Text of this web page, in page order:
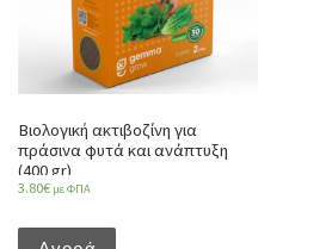
Βιολογική ακτιβοζίνη για
πράσινα φυτά και ανάπτυξη
(400 gr)
3.80€ με ΦΠΑ